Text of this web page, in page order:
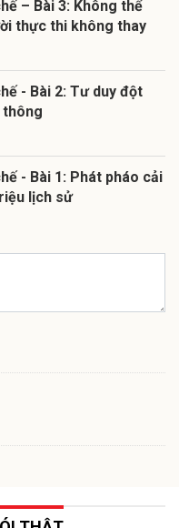
– Bài 3: Không thể
thực thi không thay
- Bài 2: Tư duy đột
thông
- Bài 1: Phát pháo cải
lịch sử